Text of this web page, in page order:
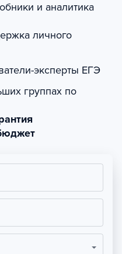
и аналитика
личного
эксперты ЕГЭ
группах по